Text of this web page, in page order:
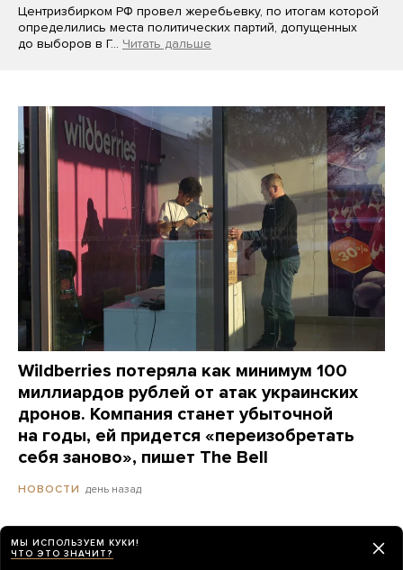
Центризбирком РФ провел жеребьевку, по итогам которой
определились места политических партий, допущенных
до выборов в Г… Читать дальше
Wildberries потеряла как минимум 100
миллиардов рублей от атак украинских
дронов. Компания станет убыточной
на годы, ей придется «переизобретать
себя заново», пишет The Bell
НОВОСТИ день назад
Сайты «Сбера» и других банков теперь
МЫ ИСПОЛЬЗУЕМ КУКИ!
ЧТО ЭТО ЗНАЧИТ?